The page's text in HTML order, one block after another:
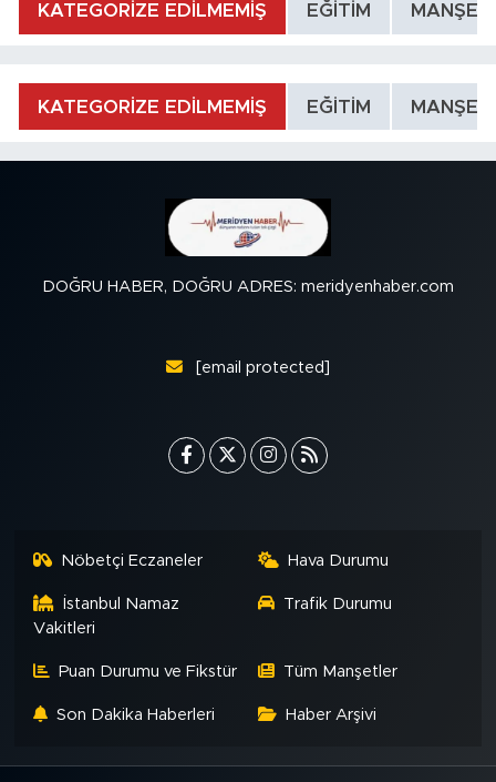
KATEGORİZE EDİLMEMİŞ EĞİTİM MANŞET
KATEGORİZE EDİLMEMİŞ EĞİTİM MANŞET
DOĞRU HABER, DOĞRU ADRES: meridyenhaber.com
[email protected]
Nöbetçi Eczaneler Hava Durumu
İstanbul Namaz
Vakitleri
Trafik Durumu
Puan Durumu ve Fikstür Tüm Manşetler
Son Dakika Haberleri Haber Arşivi